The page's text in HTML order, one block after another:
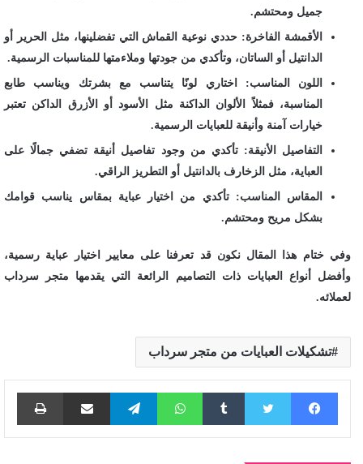
جميل ومحتشم.
الأقمشة الفاخرة: حددي نوعية القماش التي تفضلينها، مثل الحرير أو
الدانتيل أو الساتان، وتأكدي من جودتها وملاءمتها للمناسبات الرسمية.
اللون المناسب: اختاري لونًا يتناسب مع بشرتك ويناسب طابع
المناسبة، فمثلاً الألوان الداكنة مثل الأسود أو الأزرق الداكن تعتبر
خيارات آمنة وأنيقة للعبايات الرسمية.
التفاصيل الأنيقة: تأكدي من وجود تفاصيل أنيقة تضفي جمالًا على
العباية، مثل الزخارف بالدانتيل أو التطريز الراقي.
المقاس المناسب: تأكدي من اختيار عباية بمقاس يناسب قوامك
بشكل مريح ومحتشم.
وفي ختام هذا المقال نكون قد تعرفنا على معايير اختيار عباية رسمية،
وأفضل أنواع العبايات ذات التصاميم الرائعة التي يقدمها متجر سرداب
لعملائه.
تشكيلات العبايات من متجر سرداب
فيسبوك تويتر واتساب تيلقرام مشاركة عبر البريد